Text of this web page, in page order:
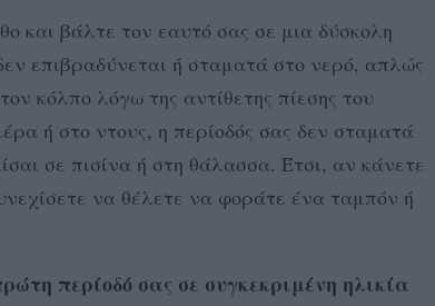
και βάλτε τον εαυτό σας σε μια δύσκολη
επιβραδύνεται ή σταματά στο νερό, απλώς
κόλπο λόγω της αντίθετης πίεσης του
ή στο ντους, η περίοδός σας δεν σταματά
σε πισίνα ή στη θάλασσα. Έτσι, αν κάνετε
να θέλετε να φοράτε ένα ταμπόν ή
περίοδό σας σε συγκεκριμένη ηλικία